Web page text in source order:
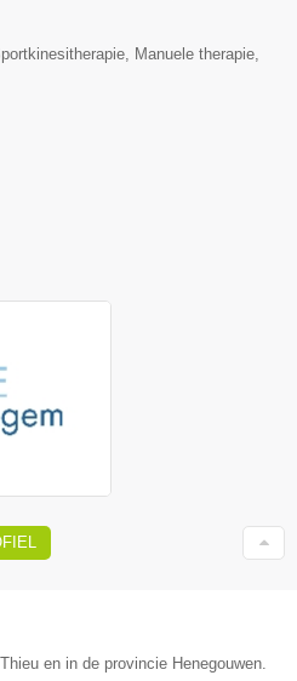
Manuele therapie,
en in de provincie Henegouwen.